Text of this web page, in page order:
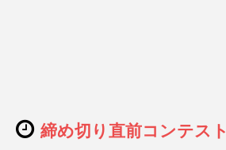
締め切り直前コンテスト